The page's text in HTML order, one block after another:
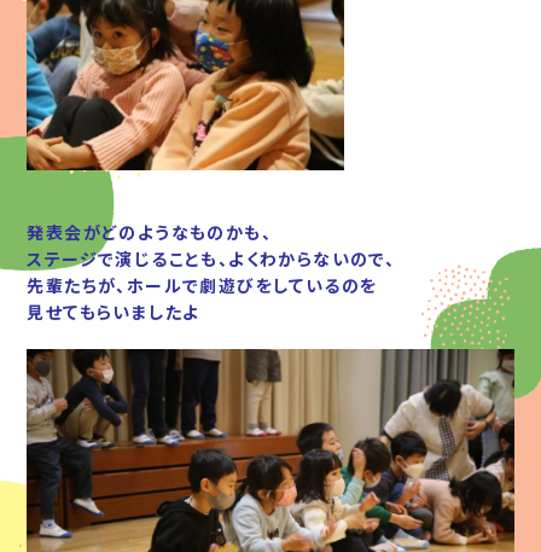
発表会がどのようなものかも、
ステージで演じることも、よくわからないので、
先輩たちが、ホールで劇遊びをしているのを
見せてもらいましたよ